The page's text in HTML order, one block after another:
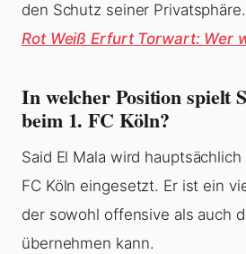
den Schutz seiner Privatsphäre.
Rot Weiß Erfurt Torwart: Wer
In welcher Position spielt
beim 1. FC Köln?
Said El Mala wird
FC Köln eingesetzt. Er ist ein
der sowohl offensive als auch
übernehmen kann.